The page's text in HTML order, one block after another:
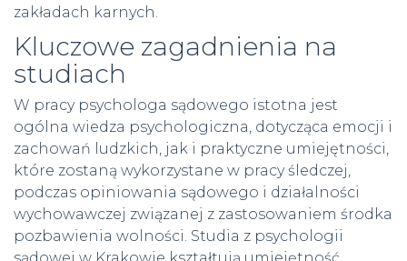
zakładach karnych.
Kluczowe zagadnienia na
studiach
W pracy psychologa sądowego istotna jest
ogólna wiedza psychologiczna, dotycząca emocji i
zachowań ludzkich, jak i praktyczne umiejętności,
które zostaną wykorzystane w pracy śledczej,
podczas opiniowania sądowego i działalności
wychowawczej związanej z zastosowaniem środka
pozbawienia wolności. Studia z psychologii
sądowej w Krakowie kształtują umiejętność